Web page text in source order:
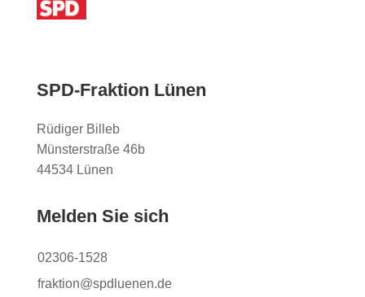
SPD-Fraktion Lünen
Rüdiger Billeb
Münsterstraße 46b
44534 Lünen
Melden Sie sich
02306-1528
fraktion@spdluenen.de